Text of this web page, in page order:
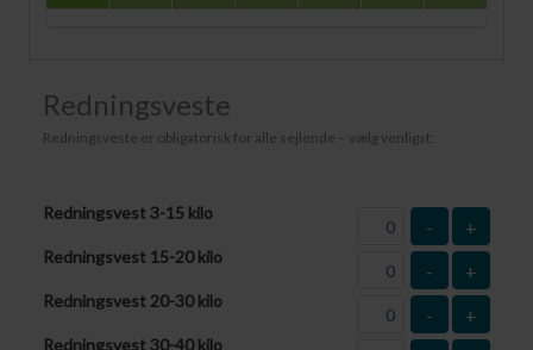
Redningsveste
Redningsveste er obligatorisk for alle sejlende – vælg venligst:
Redningsvest 3-15 kilo
- +
Redningsvest 15-20 kilo
- +
Redningsvest 20-30 kilo
- +
Redningsvest 30-40 kilo